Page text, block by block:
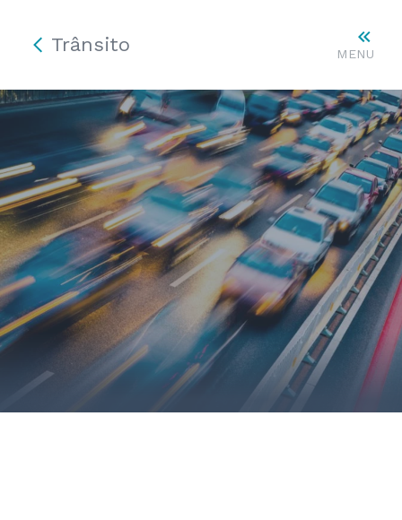
MENU
Trânsito